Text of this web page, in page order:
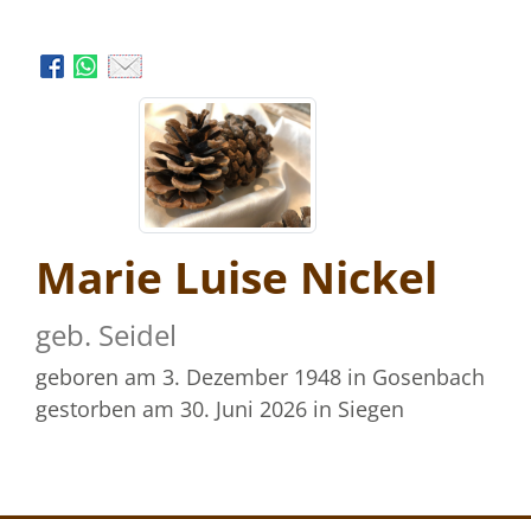
Marie Luise Nickel
geb. Seidel
geboren am 3. Dezember 1948 in Gosenbach
gestorben am 30. Juni 2026 in Siegen